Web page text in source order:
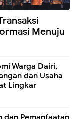
Menuju
Warga Dairi,
dan Usaha
Lingkar